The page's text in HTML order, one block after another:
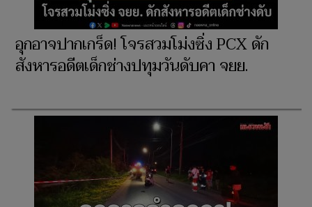
อุกอาจปากเกร็ด! โจรสวมโม่งซิ่ง PCX ดัก
สังหารอดีตเด็กช่างปทุมวันดับคา จยย.